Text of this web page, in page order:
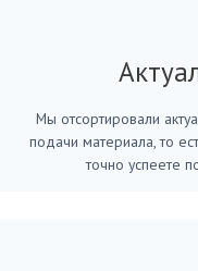
Мы отсортировали
подачи материала, то
точно успеете